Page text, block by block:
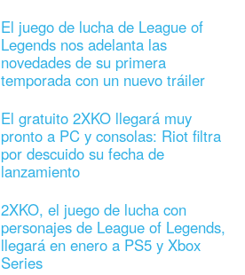
El juego de lucha de League of
Legends nos adelanta las
novedades de su primera
temporada con un nuevo tráiler
El gratuito 2XKO llegará muy
pronto a PC y consolas: Riot filtra
por descuido su fecha de
lanzamiento
2XKO, el juego de lucha con
personajes de League of Legends,
llegará en enero a PS5 y Xbox
Series